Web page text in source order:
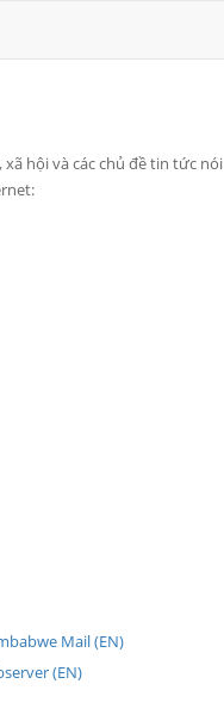
hội và các chủ đề tin tức nói
Mail (EN)
(EN)